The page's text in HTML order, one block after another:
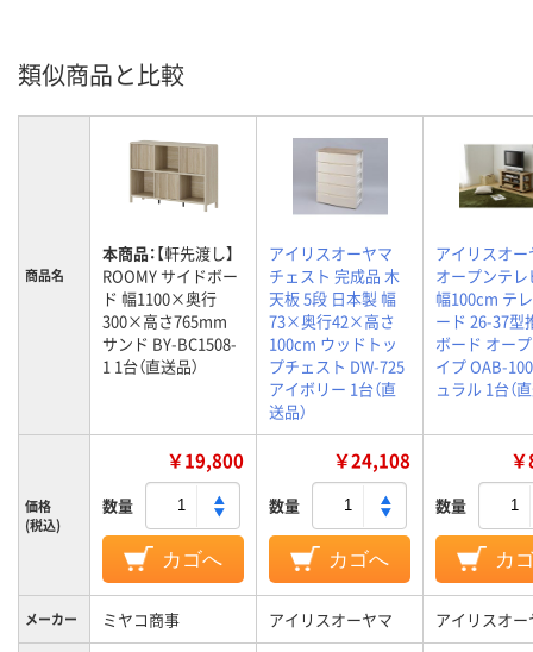
類似商品と比較
商品名
本商品：【軒先渡し】
ROOMY サイドボー
ド 幅1100×奥行
300×高さ765mm
サンド BY-BC1508-
1 1台（直送品）
アイリスオーヤマ
チェスト 完成品 木
天板 5段 日本製 幅
73×奥行42×高さ
100cm ウッドトッ
プチェスト DW-725
アイボリー 1台（直
送品）
アイリスオー
オープンテレ
幅100cm テ
ード 26-37型
ボード オー
イプ OAB-
ュラル 1台（
価格
(税込)
￥19,800
数量
カゴへ
￥24,108
数量
カゴへ
数量
カ
メーカー ミヤコ商事 アイリスオーヤマ アイリスオー